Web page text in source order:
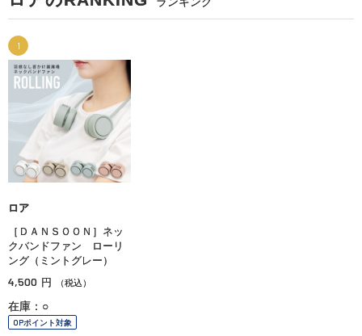
1
ロア
［ＤＡＮＳＯＯＮ］ネッ
クバンドファン ローリ
ング（ミントグレー）
4,500 円 （税込）
在庫：○
OPポイント対象